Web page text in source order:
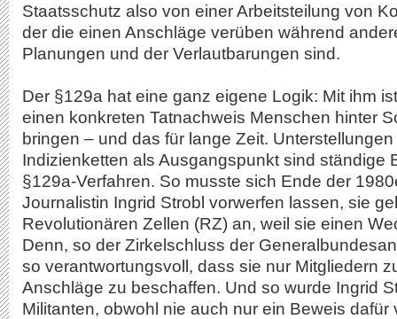
Staatsschutz also von einer Arbeitsteilung von
der die einen Anschläge verüben während
Planungen und der Verlautbarungen sind.
Der §129a hat eine ganz eigene Logik: Mit ihm
einen konkreten Tatnachweis Menschen hinter
bringen – und das für lange Zeit.
Indizienketten als Ausgangspunkt sind ständige
§129a-Verfahren. So musste sich Ende der
Journalistin Ingrid Strobl vorwerfen lassen, sie
Revolutionären Zellen (RZ) an, weil sie einen
Denn, so der Zirkelschluss der
so verantwortungsvoll, dass sie nur Mitgliedern
Anschläge zu beschaffen. Und so wurde Ingrid
Militanten, obwohl nie auch nur ein Beweis dafür